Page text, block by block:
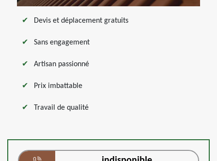
Devis et déplacement gratuits
Sans engagement
Artisan passionné
Prix imbattable
Travail de qualité